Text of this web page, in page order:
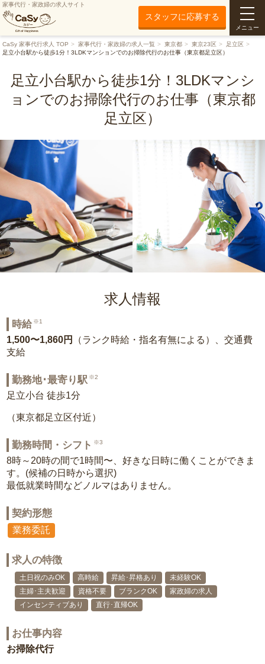
家事代行・家政婦の求人サイト
スタッフに応募する
メニュー
CaSy 家事代行求人 TOP 家事代行・家政婦の求人一覧 東京都 東京23区
足立区
足立小台駅から徒歩1分！3LDKマンションでのお掃除代行のお仕事（東京都足立区）
足立小台駅から徒歩1分！3LDKマンシ
ョンでのお掃除代行のお仕事（東京都
足立区）
求人情報
時給 ※1
1,500〜1,860円
（ランク時給・指名有無による）、交通費
支給
勤務地･最寄り駅 ※2
足立小台 徒歩1分
（東京都足立区付近）
勤務時間・シフト ※3
8時～20時の間で1時間〜、好きな日時に働くことができま
す。(候補の日時から選択)
最低就業時間などノルマはありません。
契約形態
業務委託
求人の特徴
土日祝のみOK 高時給 昇給･昇格あり
未経験OK
主婦･主夫歓迎
資格不要 ブランクOK
家政婦の求人
インセンティブあり
直行･直帰OK
お仕事内容
お掃除代行